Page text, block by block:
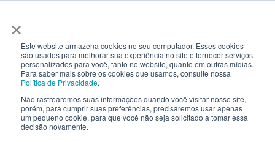
×
Este website armazena cookies no seu computador. Esses cookies
são usados ​​para melhorar sua experiência no site e fornecer serviços
personalizados para você, tanto no website, quanto em outras mídias.
Para saber mais sobre os cookies que usamos, consulte nossa
Política de Privacidade.
Não rastrearemos suas informações quando você visitar nosso site,
porém, para cumprir suas preferências, precisaremos usar apenas
um pequeno cookie, para que você não seja solicitado a tomar essa
decisão novamente.